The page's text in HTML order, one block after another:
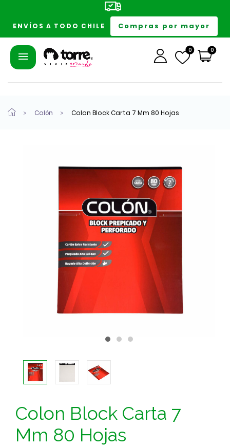
ENVÍOS A TODO CHILE Compras por mayor
0 0
Colón Colon Block Carta 7 Mm 80 Hojas
Colon Block Carta 7
Mm 80 Hojas